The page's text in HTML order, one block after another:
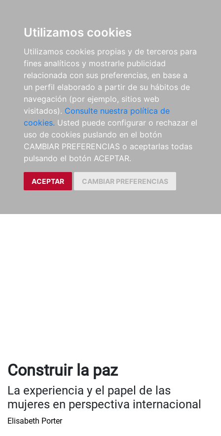
Utilizamos cookies
Utilizamos cookies propias y de terceros para
fines analíticos y mostrarle publicidad
relacionada con sus preferencias, en base a
un perfil elaborado a partir de su hábitos de
navegación (por ejemplo, sitios web
visitados). Consulte nuestra política de
cookies. Usted puede configurar o rechazar el
uso de cookies puslando en el botón
CAMBIAR PREFERENCIAS o aceptarlas todas
pulsando el botón ACEPTAR.
ACEPTAR CAMBIAR PREFERENCIAS
Construir la paz
La experiencia y el papel de las
mujeres en perspectiva internacional
Elisabeth Porter